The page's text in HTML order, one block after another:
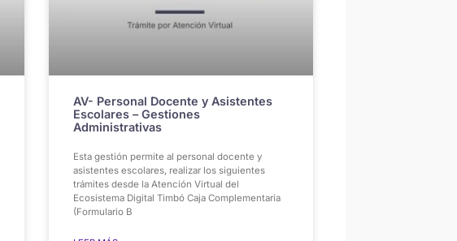
AV- Personal Docente y Asistentes
Escolares – Gestiones
Administrativas
Esta gestión permite al personal docente y
asistentes escolares, realizar los siguientes
trámites desde la Atención Virtual del
Ecosistema Digital Timbó Caja Complementaria
(Formulario B